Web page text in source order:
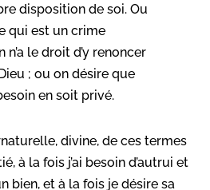
disposition de soi. Ou
qui est un crime
n’a le droit d’y renoncer
; ou on désire que
en soit privé.
divine, de ces termes
à la fois j’ai besoin d’autrui et
bien, et à la fois je désire sa